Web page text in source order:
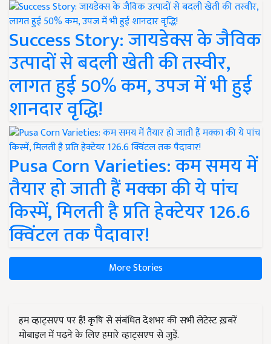
Success Story: जायडेक्स के जैविक
उत्पादों से बदली खेती की तस्वीर,
लागत हुई 50% कम, उपज में भी हुई
शानदार वृद्धि!
Pusa Corn Varieties: कम समय में
तैयार हो जाती हैं मक्का की ये पांच
किस्में, मिलती है प्रति हेक्टेयर 126.6
क्विंटल तक पैदावार!
More Stories
हम व्हाट्सएप पर हैं! कृषि से संबंधित देशभर की सभी लेटेस्ट ख़बरें
मोबाइल में पढ़ने के लिए हमारे व्हाट्सएप से जुड़ें.